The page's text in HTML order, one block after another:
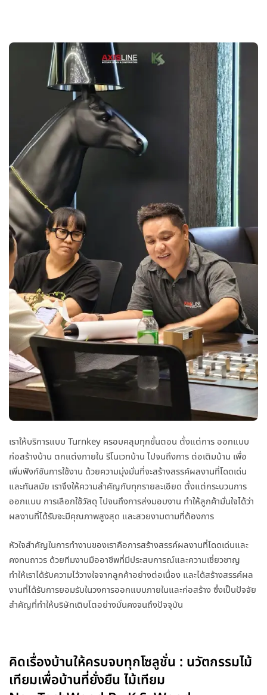
เราให้บริการแบบ Turnkey ครอบคลุมทุกขั้นตอน ตั้งแต่การ ออกแบบ
ก่อสร้างบ้าน ตกแต่งภายใน รีโนเวทบ้าน ไปจนถึงการ ต่อเติมบ้าน เพื่อ
เพิ่มฟังก์ชันการใช้งาน ด้วยความมุ่งมั่นที่จะสร้างสรรค์ผลงานที่โดดเด่น
และทันสมัย เราจึงให้ความสำคัญกับทุกรายละเอียด ตั้งแต่กระบวนการ
ออกแบบ การเลือกใช้วัสดุ ไปจนถึงการส่งมอบงาน ทำให้ลูกค้ามั่นใจได้ว่า
ผลงานที่ได้รับจะมีคุณภาพสูงสุด และสวยงามตามที่ต้องการ
หัวใจสำคัญในการทำงานของเราคือการสร้างสรรค์ผลงานที่โดดเด่นและ
คงทนถาวร ด้วยทีมงานมืออาชีพที่มีประสบการณ์และความเชี่ยวชาญ
ทำให้เราได้รับความไว้วางใจจากลูกค้าอย่างต่อเนื่อง และได้สร้างสรรค์ผล
งานที่ได้รับการยอมรับในวงการออกแบบภายในและก่อสร้าง ซึ่งเป็นปัจจัย
สำคัญที่ทำให้บริษัทเติบโตอย่างมั่นคงจนถึงปัจจุบัน
คิดเรื่องบ้านให้ครบจบทุกโซลูชั่น : นวัตกรรมไม้
เทียมเพื่อบ้านที่ยั่งยืน ไม้เทียม